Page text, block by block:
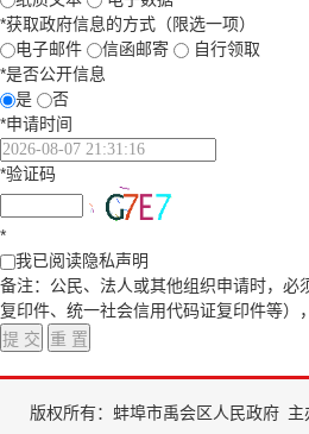
*获取政府信息的方式（限选一项）
电子邮件
信函邮寄
自行领取
*是否公开信息
是
否
*申请时间
*验证码
*
我已阅读隐私声明
备注：公民、法人或其他组织申请时，必
复印件、统一社会信用代码证复印件等）
版权所有：蚌埠市禹会区人民政府 主